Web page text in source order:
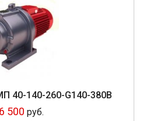
40-140-260-G140-380В
500 руб.